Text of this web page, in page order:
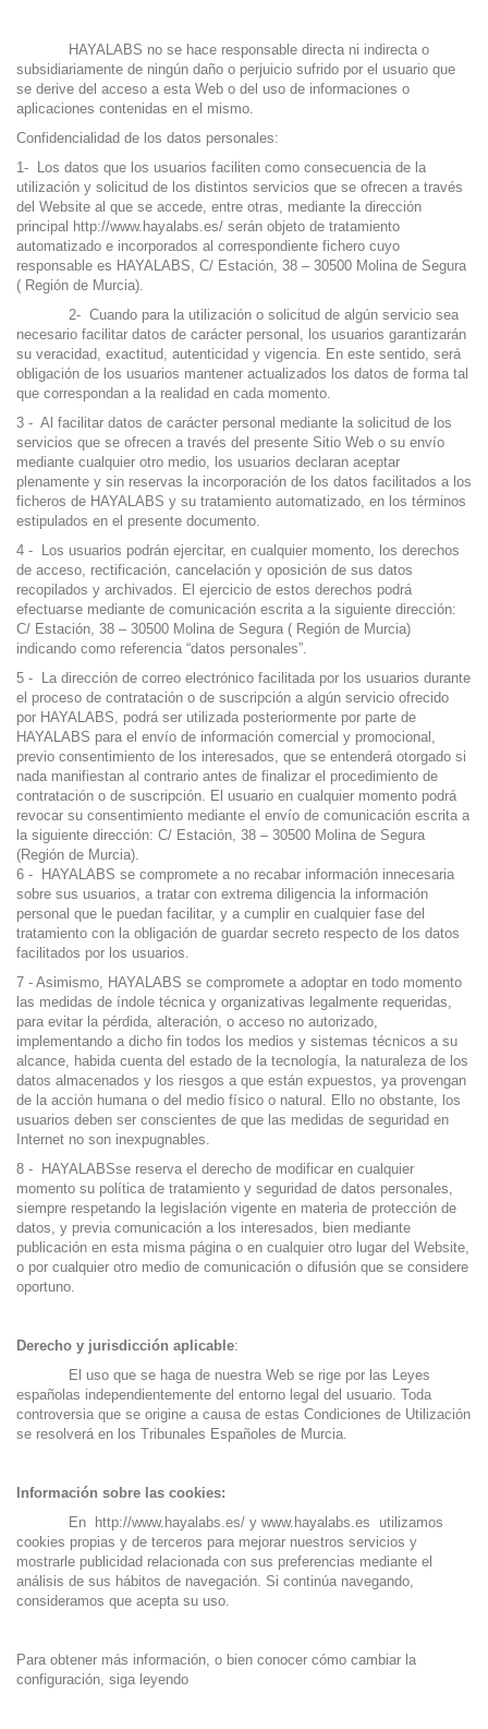
HAYALABS no se hace responsable directa ni indirecta o
subsidiariamente de ningún daño o perjuicio sufrido por el usuario que
se derive del acceso a esta Web o del uso de informaciones o
aplicaciones contenidas en el mismo.
Confidencialidad de los datos personales:
1- Los datos que los usuarios faciliten como consecuencia de la
utilización y solicitud de los distintos servicios que se ofrecen a través
del Website al que se accede, entre otras, mediante la dirección
principal http://www.hayalabs.es/ serán objeto de tratamiento
automatizado e incorporados al correspondiente fichero cuyo
responsable es HAYALABS, C/ Estación, 38 – 30500 Molina de Segura
( Región de Murcia).
2- Cuando para la utilización o solicitud de algún servicio sea
necesario facilitar datos de carácter personal, los usuarios garantizarán
su veracidad, exactitud, autenticidad y vigencia. En este sentido, será
obligación de los usuarios mantener actualizados los datos de forma tal
que correspondan a la realidad en cada momento.
3 - Al facilitar datos de carácter personal mediante la solicitud de los
servicios que se ofrecen a través del presente Sitio Web o su envío
mediante cualquier otro medio, los usuarios declaran aceptar
plenamente y sin reservas la incorporación de los datos facilitados a los
ficheros de HAYALABS y su tratamiento automatizado, en los términos
estipulados en el presente documento.
4 - Los usuarios podrán ejercitar, en cualquier momento, los derechos
de acceso, rectificación, cancelación y oposición de sus datos
recopilados y archivados. El ejercicio de estos derechos podrá
efectuarse mediante de comunicación escrita a la siguiente dirección:
C/ Estación, 38 – 30500 Molina de Segura ( Región de Murcia)
indicando como referencia “datos personales”.
5 - La dirección de correo electrónico facilitada por los usuarios durante
el proceso de contratación o de suscripción a algún servicio ofrecido
por HAYALABS, podrá ser utilizada posteriormente por parte de
HAYALABS para el envío de información comercial y promocional,
previo consentimiento de los interesados, que se entenderá otorgado si
nada manifiestan al contrario antes de finalizar el procedimiento de
contratación o de suscripción. El usuario en cualquier momento podrá
revocar su consentimiento mediante el envío de comunicación escrita a
la siguiente dirección: C/ Estación, 38 – 30500 Molina de Segura
(Región de Murcia).
6 - HAYALABS se compromete a no recabar información innecesaria
sobre sus usuarios, a tratar con extrema diligencia la información
personal que le puedan facilitar, y a cumplir en cualquier fase del
tratamiento con la obligación de guardar secreto respecto de los datos
facilitados por los usuarios.
7 - Asimismo, HAYALABS se compromete a adoptar en todo momento
las medidas de índole técnica y organizativas legalmente requeridas,
para evitar la pérdida, alteración, o acceso no autorizado,
implementando a dicho fin todos los medios y sistemas técnicos a su
alcance, habida cuenta del estado de la tecnología, la naturaleza de los
datos almacenados y los riesgos a que están expuestos, ya provengan
de la acción humana o del medio físico o natural. Ello no obstante, los
usuarios deben ser conscientes de que las medidas de seguridad en
Internet no son inexpugnables.
8 - HAYALABSse reserva el derecho de modificar en cualquier
momento su política de tratamiento y seguridad de datos personales,
siempre respetando la legislación vigente en materia de protección de
datos, y previa comunicación a los interesados, bien mediante
publicación en esta misma página o en cualquier otro lugar del Website,
o por cualquier otro medio de comunicación o difusión que se considere
oportuno.
Derecho y jurisdicción aplicable:
El uso que se haga de nuestra Web se rige por las Leyes
españolas independientemente del entorno legal del usuario. Toda
controversia que se origine a causa de estas Condiciones de Utilización
se resolverá en los Tribunales Españoles de Murcia.
Información sobre las cookies:
En
http://www.hayalabs.es/ y www.hayalabs.es utilizamos
cookies propias y de terceros para mejorar nuestros servicios y
mostrarle publicidad relacionada con sus preferencias mediante el
análisis de sus hábitos de navegación. Si continúa navegando,
consideramos que acepta su uso.
Para obtener más información, o bien conocer cómo cambiar la
configuración, siga leyendo